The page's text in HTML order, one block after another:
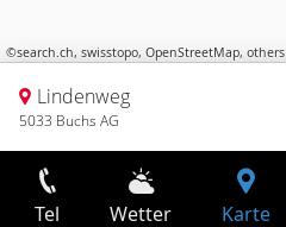
©search.ch, swisstopo, OpenStreetMap, others
Lindenweg
5033 Buchs AG
Tel Wetter Karte